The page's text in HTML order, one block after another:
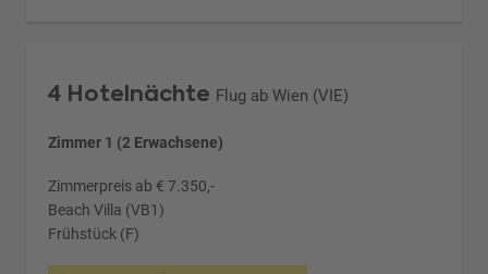
4 Hotelnächte Flug ab Wien (VIE)
Zimmer 1 (2 Erwachsene)
Zimmerpreis ab € 7.350,-
Beach Villa (VB1)
Frühstück (F)